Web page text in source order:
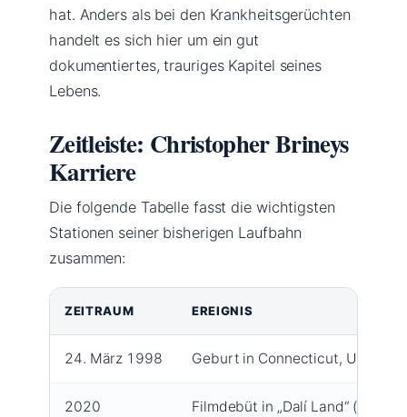
hat. Anders als bei den Krankheitsgerüchten
handelt es sich hier um ein gut
dokumentiertes, trauriges Kapitel seines
Lebens.
Zeitleiste: Christopher Brineys
Karriere
Die folgende Tabelle fasst die wichtigsten
Stationen seiner bisherigen Laufbahn
zusammen:
ZEITRAUM EREIGNIS
24. März 1998 Geburt in Connecticut, USA
2020 Filmdebüt in „Dalí Land“ (IMDb